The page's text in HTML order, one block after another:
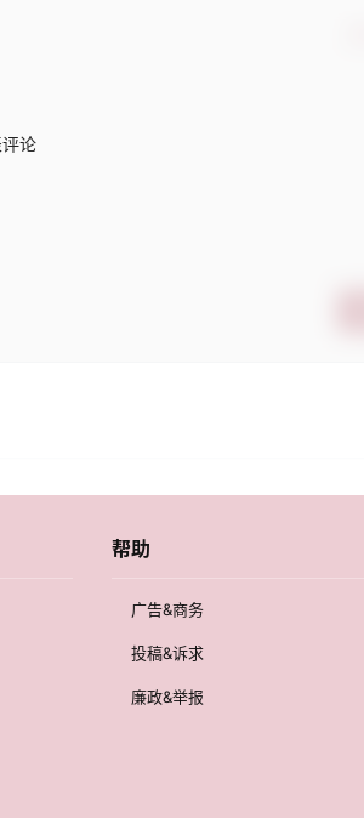
论
帮助
广告&商务
投稿&诉求
廉政&举报